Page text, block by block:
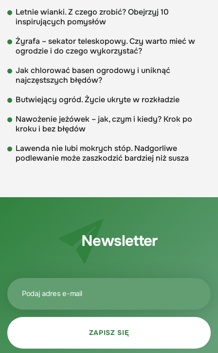
Letnie wianki. Z czego zrobić? Obejrzyj 10
inspirujących pomysłów
Żyrafa – sekator teleskopowy. Czy warto mieć w
ogrodzie i do czego wykorzystać?
Jak chlorować basen ogrodowy i uniknąć
najczęstszych błędów?
Butwiejący ogród. Życie ukryte w rozkładzie
Nawożenie jeżówek – jak, czym i kiedy? Krok po
kroku i bez błędów
Lawenda nie lubi mokrych stóp. Nadgorliwe
podlewanie może zaszkodzić bardziej niż susza
Newsletter